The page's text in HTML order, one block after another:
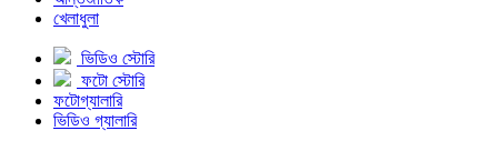
খেলাধুলা
ভিডিও স্টোরি
ফটো স্টোরি
ফটোগ্যালারি
ভিডিও গ্যালারি